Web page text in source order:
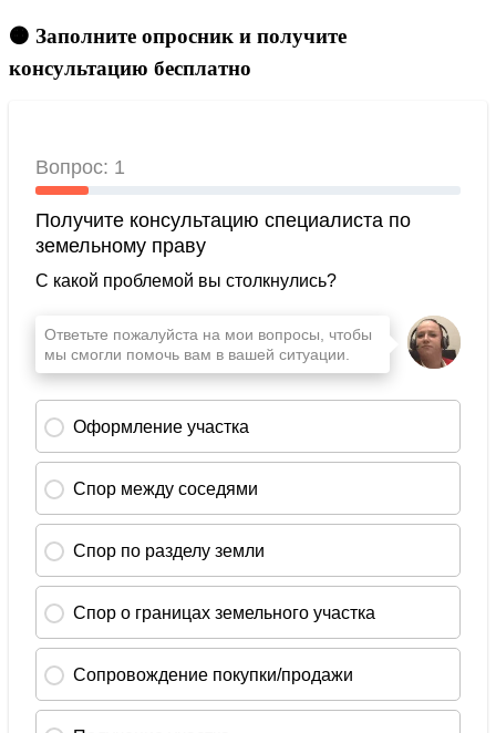
🟠 Заполните опросник и получите
консультацию бесплатно